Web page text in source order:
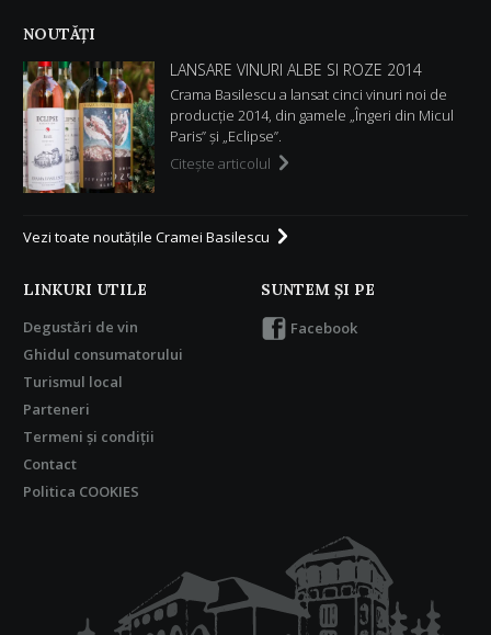
NOUTĂŢI
LANSARE VINURI ALBE SI ROZE 2014
Crama Basilescu a lansat cinci vinuri noi de
producție 2014, din gamele „Îngeri din Micul
Paris” și „Eclipse”.
Citeşte articolul
Vezi toate noutăţile Cramei Basilescu
LINKURI UTILE
Degustări de vin
Ghidul consumatorului
Turismul local
Parteneri
Termeni şi condiţii
Contact
Politica COOKIES
SUNTEM ŞI PE
Facebook